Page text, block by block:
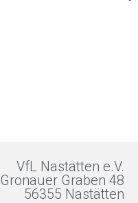
VfL Nastätten e.V.
Gronauer Graben 48
56355 Nastätten